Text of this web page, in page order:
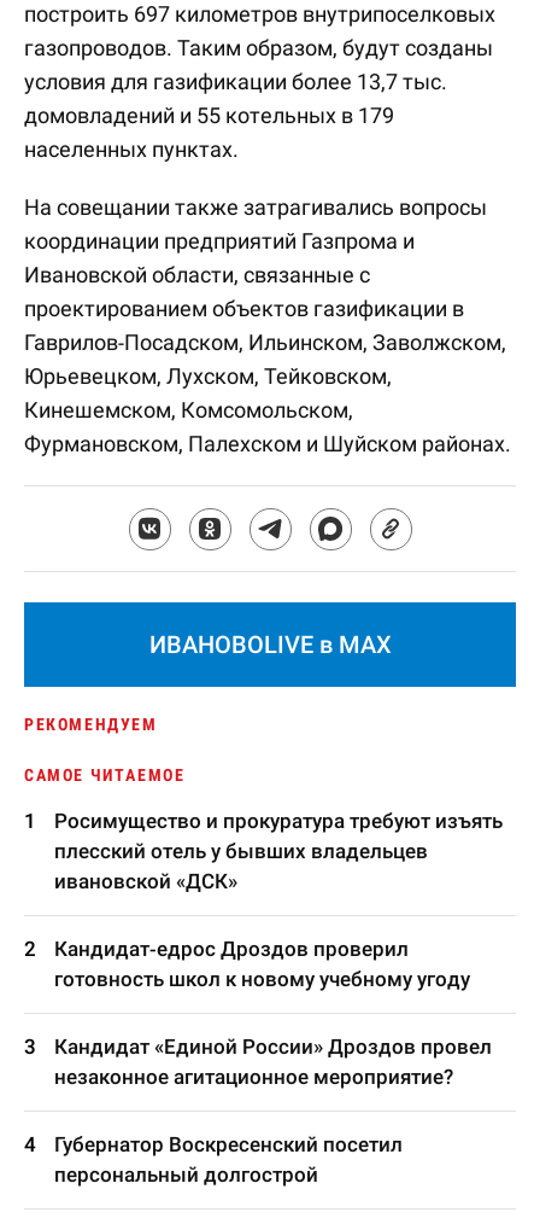
построить 697 километров внутрипоселковых
газопроводов. Таким образом, будут созданы
условия для газификации более 13,7 тыс.
домовладений и 55 котельных в 179
населенных пунктах.
На совещании также затрагивались вопросы
координации предприятий Газпрома и
Ивановской области, связанные с
проектированием объектов газификации в
Гаврилов-Посадском, Ильинском, Заволжском,
Юрьевецком, Лухском, Тейковском,
Кинешемском, Комсомольском,
Фурмановском, Палехском и Шуйском районах.
ИВАНОВОLIVE в MAX
РЕКОМЕНДУЕМ
САМОЕ ЧИТАЕМОЕ
Росимущество и прокуратура требуют изъять
плесский отель у бывших владельцев
ивановской «ДСК»
Кандидат-едрос Дроздов проверил
готовность школ к новому учебному угоду
Кандидат «Единой России» Дроздов провел
незаконное агитационное мероприятие?
Губернатор Воскресенский посетил
персональный долгострой